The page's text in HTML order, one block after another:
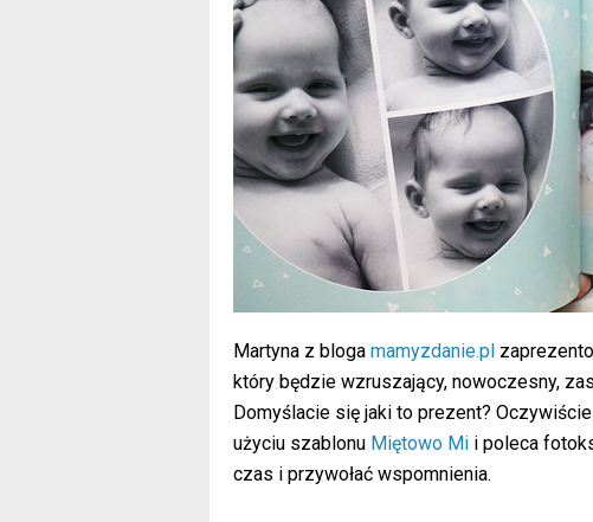
Martyna z bloga mamyzdanie.pl
który będzie wzruszający, nowoczesny,
Domyślacie się jaki to prezent?
użyciu szablonu Miętowo Mi i poleca
czas i przywołać wspomnienia.